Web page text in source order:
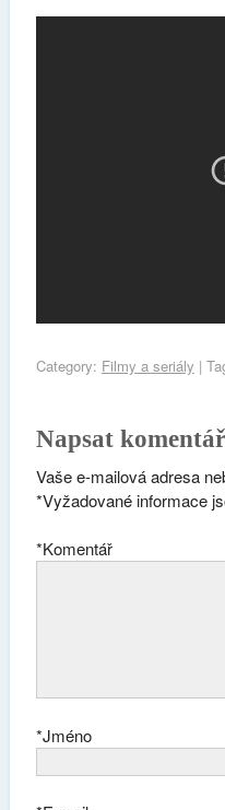
Category: Filmy a seriály |
Napsat komentář
Vaše e-mailová adresa
Vyžadované informace
*
Komentář
*
Jméno
*